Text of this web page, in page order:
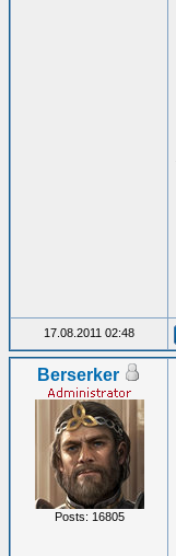
17.08.2011 02:48
Berserker
Posts: 16805